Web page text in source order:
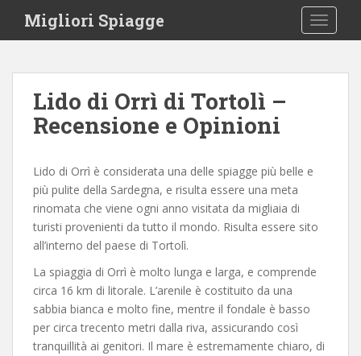
i
Migliori Spiagge
Lido di Orrì di Tortolì –
Recensione e Opinioni
Lido di Orrì è considerata una delle spiagge più belle e
più pulite della Sardegna, e risulta essere una meta
rinomata che viene ogni anno visitata da migliaia di
turisti provenienti da tutto il mondo. Risulta essere sito
all’interno del paese di Tortolì.
La spiaggia di Orrì è molto lunga e larga, e comprende
circa 16 km di litorale. L’arenile è costituito da una
sabbia bianca e molto fine, mentre il fondale è basso
per circa trecento metri dalla riva, assicurando così
tranquillità ai genitori. Il mare è estremamente chiaro, di